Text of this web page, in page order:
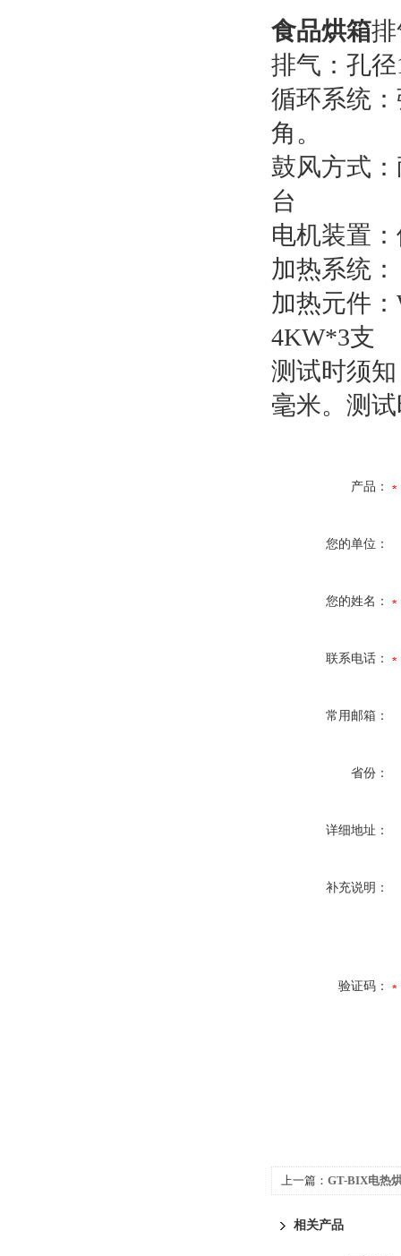
食品烘箱
排气：孔
循环系统
角。
鼓风方式
台
电机装置
加热系统：
加热元件
4KW*3支
测试时须
毫米。测
产品：
您的单位：
您的姓名：
联系电话：
常用邮箱：
省份：
详细地址：
补充说明：
验证码：
上一篇： GT-BIX电热
相关产品